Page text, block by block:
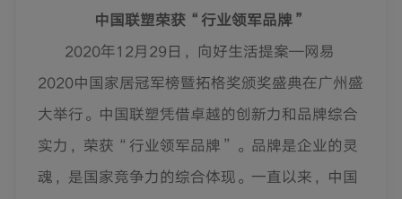
中国联塑荣获 “ 行业领军品牌 ”
2020年12月 29 日，向好生活提案—网易
2020中国家居冠军榜暨拓格奖颁奖盛典在广州盛
大举行。中国联塑凭借卓越的创新力和品牌综合
实力，荣获 “ 行业领军品牌 ” 。品牌是企业的灵
魂，是国家竞争力的综合体现。一直以来，中国